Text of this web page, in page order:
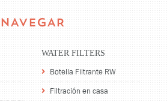
NAVEGAR
WATER FILTERS
Botella Filtrante RW
Filtración en casa